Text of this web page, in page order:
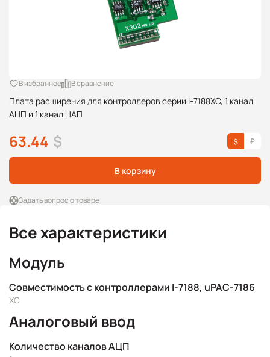
Плата расширения для контроллеров серии I-7188XC, 1 канал
АЦП и 1 канал ЦАП
В избранное В сравнение
63.44 $
В корзину
Задать вопрос о товаре
Все характеристики
Модуль
Совместимость с контроллерами I-7188, uPAC-7186
XC
Аналоговый ввод
Количество каналов АЦП